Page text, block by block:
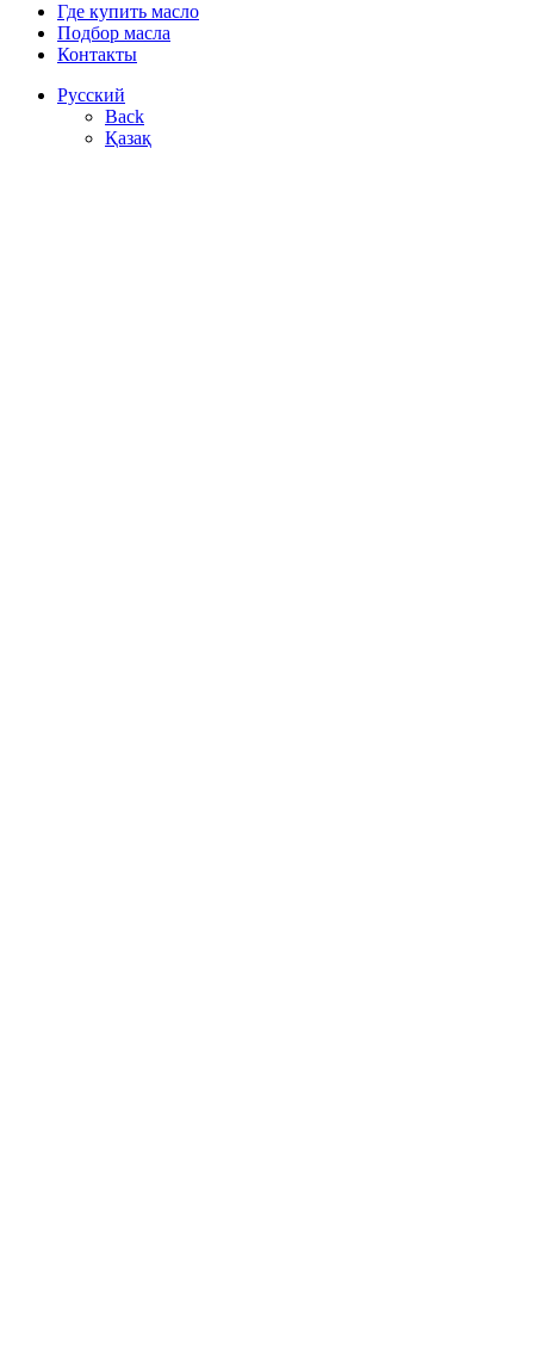
Где купить масло
Подбор масла
Контакты
Русский
Back
Қазақ